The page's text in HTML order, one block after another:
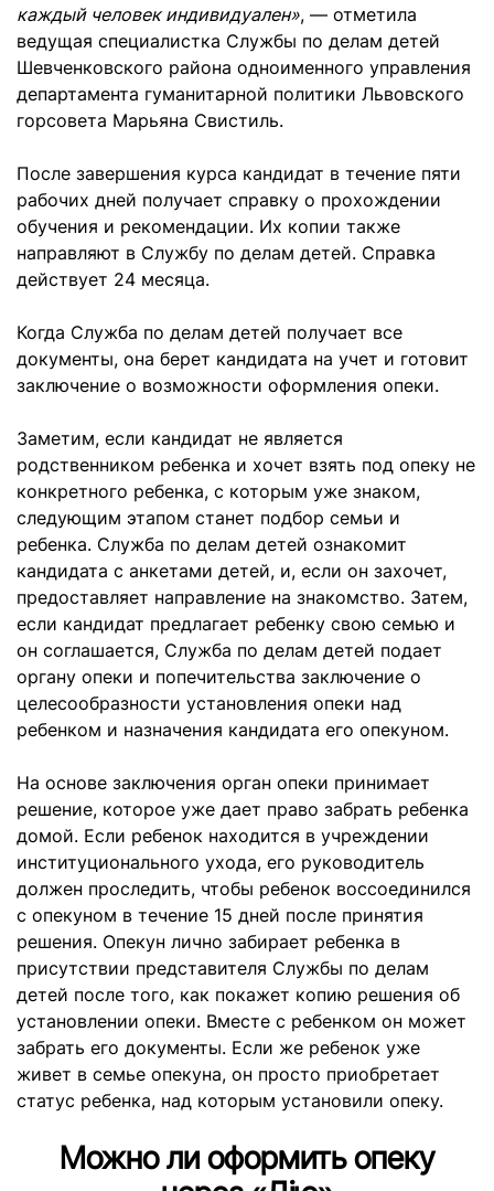
каждый человек индивидуален», — отметила
ведущая специалистка Службы по делам детей
Шевченковского района одноименного управления
департамента гуманитарной политики Львовского
горсовета Марьяна Свистиль.
После завершения курса кандидат в течение пяти
рабочих дней получает справку о прохождении
обучения и рекомендации. Их копии также
направляют в Службу по делам детей. Справка
действует 24 месяца.
Когда Служба по делам детей получает все
документы, она берет кандидата на учет и готовит
заключение о возможности оформления опеки.
Заметим, если кандидат не является
родственником ребенка и хочет взять под опеку не
конкретного ребенка, с которым уже знаком,
следующим этапом станет подбор семьи и
ребенка. Служба по делам детей ознакомит
кандидата с анкетами детей, и, если он захочет,
предоставляет направление на знакомство. Затем,
если кандидат предлагает ребенку свою семью и
он соглашается, Служба по делам детей подает
органу опеки и попечительства заключение о
целесообразности установления опеки над
ребенком и назначения кандидата его опекуном.
На основе заключения орган опеки принимает
решение, которое уже дает право забрать ребенка
домой. Если ребенок находится в учреждении
институционального ухода, его руководитель
должен проследить, чтобы ребенок воссоединился
с опекуном в течение 15 дней после принятия
решения. Опекун лично забирает ребенка в
присутствии представителя Службы по делам
детей после того, как покажет копию решения об
установлении опеки. Вместе с ребенком он может
забрать его документы. Если же ребенок уже
живет в семье опекуна, он просто приобретает
статус ребенка, над которым установили опеку.
Можно ли оформить опеку